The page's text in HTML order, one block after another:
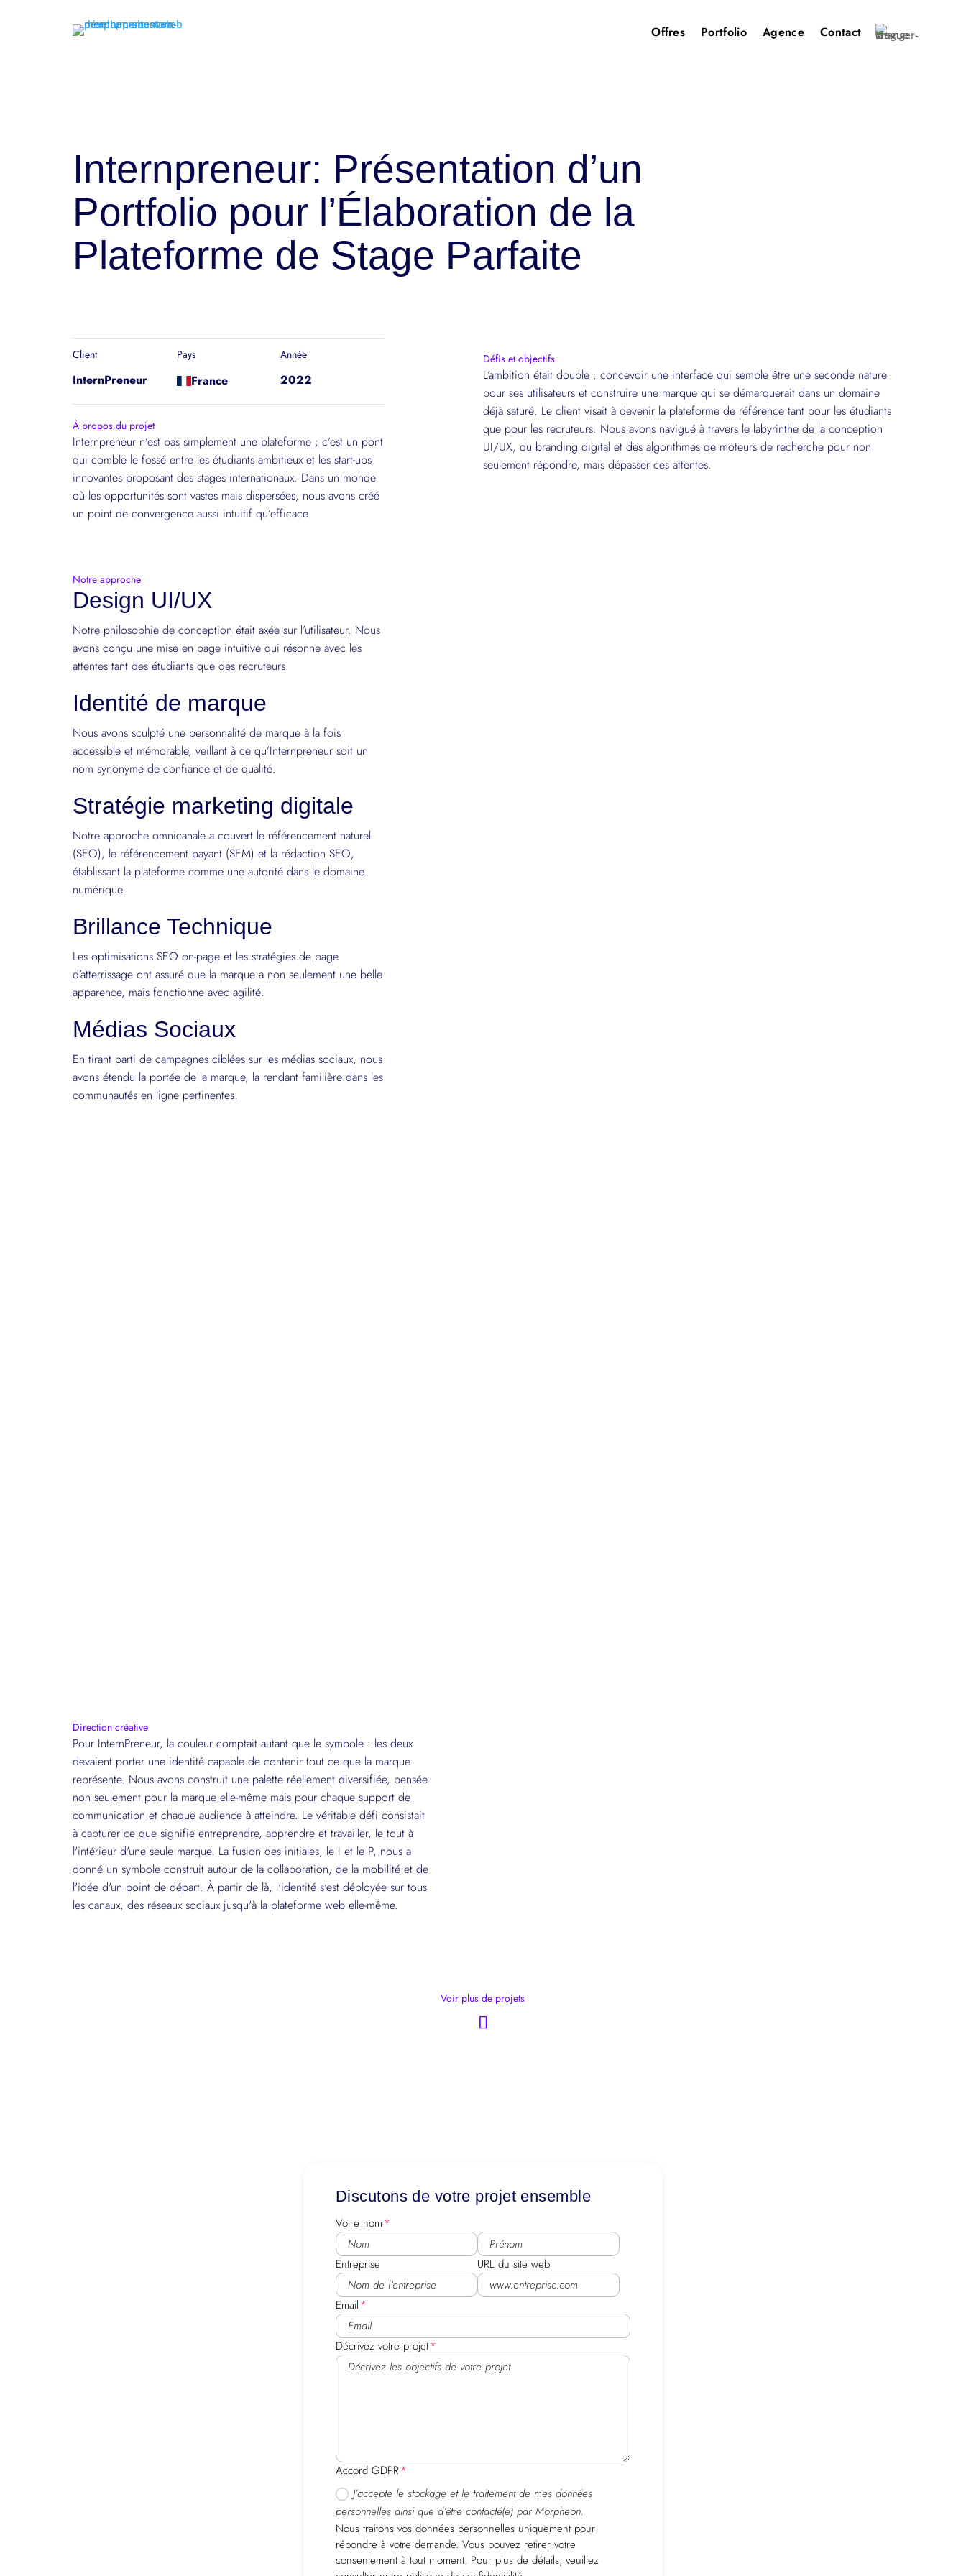
Offres Portfolio Agence Contact
Internpreneur: Présentation d’un
Portfolio pour l’Élaboration de la
Plateforme de Stage Parfaite
Client
InternPreneur
Pays
France
Année
2022
À propos du projet
Internpreneur n’est pas simplement une plateforme ; c’est un pont
qui comble le fossé entre les étudiants ambitieux et les start-ups
innovantes proposant des stages internationaux. Dans un monde
où les opportunités sont vastes mais dispersées, nous avons créé
un point de convergence aussi intuitif qu’efficace.
Défis et objectifs
L’ambition était double : concevoir une interface qui semble être une seconde nature
pour ses utilisateurs et construire une marque qui se démarquerait dans un domaine
déjà saturé. Le client visait à devenir la plateforme de référence tant pour les étudiants
que pour les recruteurs. Nous avons navigué à travers le labyrinthe de la conception
UI/UX, du branding digital et des algorithmes de moteurs de recherche pour non
seulement répondre, mais dépasser ces attentes.
Notre approche
Design UI/UX
Notre philosophie de conception était axée sur l’utilisateur. Nous
avons conçu une mise en page intuitive qui résonne avec les
attentes tant des étudiants que des recruteurs.
Identité de marque
Nous avons sculpté une personnalité de marque à la fois
accessible et mémorable, veillant à ce qu’Internpreneur soit un
nom synonyme de confiance et de qualité.
Stratégie marketing digitale
Notre approche omnicanale a couvert le référencement naturel
(SEO), le référencement payant (SEM) et la rédaction SEO,
établissant la plateforme comme une autorité dans le domaine
numérique.
Brillance Technique
Les optimisations SEO on-page et les stratégies de page
d’atterrissage ont assuré que la marque a non seulement une belle
apparence, mais fonctionne avec agilité.
Médias Sociaux
En tirant parti de campagnes ciblées sur les médias sociaux, nous
avons étendu la portée de la marque, la rendant familière dans les
communautés en ligne pertinentes.
Direction créative
Pour InternPreneur, la couleur comptait autant que le symbole : les deux
devaient porter une identité capable de contenir tout ce que la marque
représente. Nous avons construit une palette réellement diversifiée, pensée
non seulement pour la marque elle-même mais pour chaque support de
communication et chaque audience à atteindre. Le véritable défi consistait
à capturer ce que signifie entreprendre, apprendre et travailler, le tout à
l'intérieur d'une seule marque. La fusion des initiales, le I et le P, nous a
donné un symbole construit autour de la collaboration, de la mobilité et de
l'idée d'un point de départ. À partir de là, l'identité s'est déployée sur tous
les canaux, des réseaux sociaux jusqu'à la plateforme web elle-même.
Voir plus de projets
Discutons de votre projet ensemble
Votre nom
Entreprise URL du site web
Email
Décrivez votre projet
Accord GDPR
J’accepte le stockage et le traitement de mes données
personnelles ainsi que d’être contacté(e) par Morpheon.
Nous traitons vos données personnelles uniquement pour
répondre à votre demande. Vous pouvez retirer votre
consentement à tout moment. Pour plus de détails, veuillez